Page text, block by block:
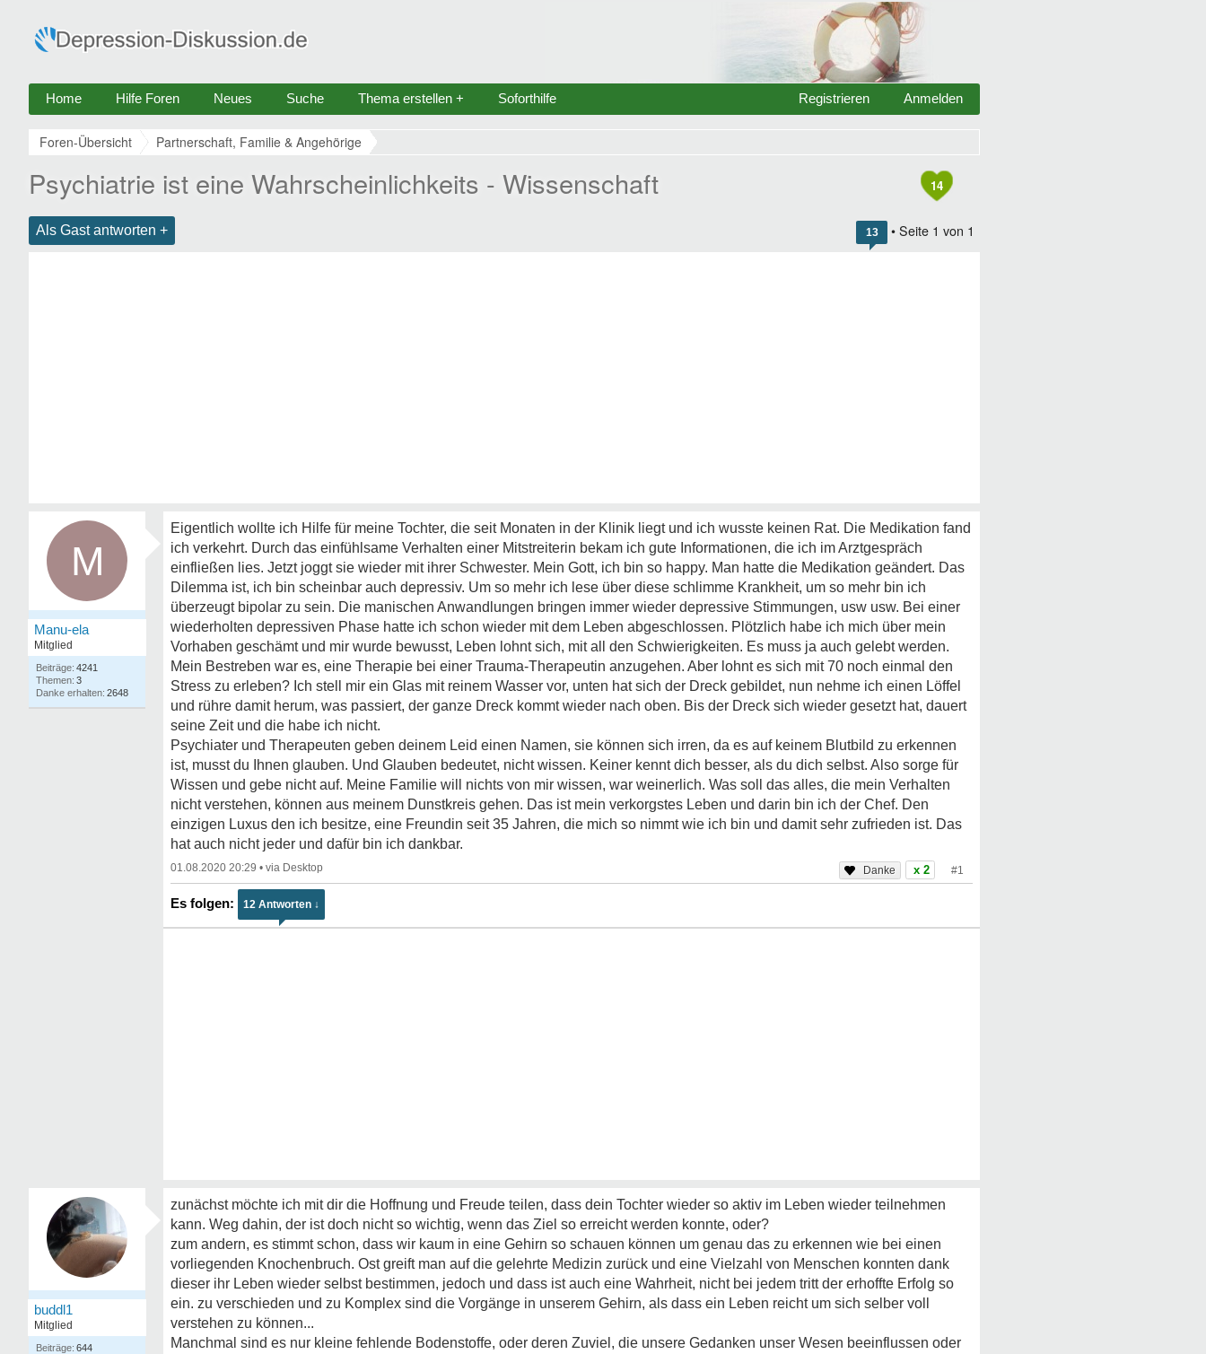
Home Hilfe Foren Neues Suche Thema erstellen + Soforthilfe Anmelden
Registrieren
Foren-Übersicht Partnerschaft, Familie & Angehörige
14
Psychiatrie ist eine Wahrscheinlichkeits - Wissenschaft
Als Gast antworten + 13 • Seite 1 von 1
M
Manu-ela
Mitglied
4241
3
2648
Eigentlich wollte ich Hilfe für meine Tochter, die seit Monaten in der Klinik liegt und ich wusste keinen Rat. Die Medikation fand
ich verkehrt. Durch das einfühlsame Verhalten einer Mitstreiterin bekam ich gute Informationen, die ich im Arztgespräch
einfließen lies. Jetzt joggt sie wieder mit ihrer Schwester. Mein Gott, ich bin so happy. Man hatte die Medikation geändert. Das
Dilemma ist, ich bin scheinbar auch depressiv. Um so mehr ich lese über diese schlimme Krankheit, um so mehr bin ich
überzeugt bipolar zu sein. Die manischen Anwandlungen bringen immer wieder depressive Stimmungen, usw usw. Bei einer
wiederholten depressiven Phase hatte ich schon wieder mit dem Leben abgeschlossen. Plötzlich habe ich mich über mein
Vorhaben geschämt und mir wurde bewusst, Leben lohnt sich, mit all den Schwierigkeiten. Es muss ja auch gelebt werden.
Mein Bestreben war es, eine Therapie bei einer Trauma-Therapeutin anzugehen. Aber lohnt es sich mit 70 noch einmal den
Stress zu erleben? Ich stell mir ein Glas mit reinem Wasser vor, unten hat sich der Dreck gebildet, nun nehme ich einen Löffel
und rühre damit herum, was passiert, der ganze Dreck kommt wieder nach oben. Bis der Dreck sich wieder gesetzt hat, dauert
seine Zeit und die habe ich nicht.
Psychiater und Therapeuten geben deinem Leid einen Namen, sie können sich irren, da es auf keinem Blutbild zu erkennen
ist, musst du Ihnen glauben. Und Glauben bedeutet, nicht wissen. Keiner kennt dich besser, als du dich selbst. Also sorge für
Wissen und gebe nicht auf. Meine Familie will nichts von mir wissen, war weinerlich. Was soll das alles, die mein Verhalten
nicht verstehen, können aus meinem Dunstkreis gehen. Das ist mein verkorgstes Leben und darin bin ich der Chef. Den
einzigen Luxus den ich besitze, eine Freundin seit 35 Jahren, die mich so nimmt wie ich bin und damit sehr zufrieden ist. Das
hat auch nicht jeder und dafür bin ich dankbar.
01.08.2020 20:29 • x 2 #1
12 Antworten ↓
buddl1
Mitglied
644
zunächst möchte ich mit dir die Hoffnung und Freude teilen, dass dein Tochter wieder so aktiv im Leben wieder teilnehmen
kann. Weg dahin, der ist doch nicht so wichtig, wenn das Ziel so erreicht werden konnte, oder?
zum andern, es stimmt schon, dass wir kaum in eine Gehirn so schauen können um genau das zu erkennen wie bei einen
vorliegenden Knochenbruch. Ost greift man auf die gelehrte Medizin zurück und eine Vielzahl von Menschen konnten dank
dieser ihr Leben wieder selbst bestimmen, jedoch und dass ist auch eine Wahrheit, nicht bei jedem tritt der erhoffte Erfolg so
ein. zu verschieden und zu Komplex sind die Vorgänge in unserem Gehirn, als dass ein Leben reicht um sich selber voll
verstehen zu können...
Manchmal sind es nur kleine fehlende Bodenstoffe, oder deren Zuviel, die unsere Gedanken unser Wesen beeinflussen oder